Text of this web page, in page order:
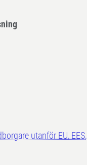
utanför EU, EES,